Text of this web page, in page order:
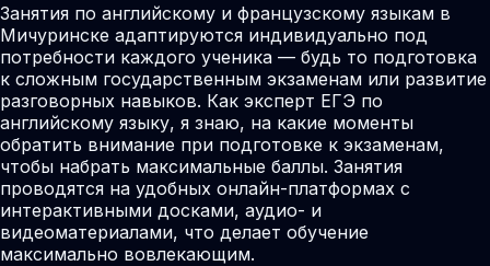
Занятия по английскому и французскому языкам в
Мичуринске адаптируются индивидуально под
потребности каждого ученика — будь то подготовка
к сложным государственным экзаменам или развитие
разговорных навыков. Как эксперт ЕГЭ по
английскому языку, я знаю, на какие моменты
обратить внимание при подготовке к экзаменам,
чтобы набрать максимальные баллы. Занятия
проводятся на удобных онлайн-платформах с
интерактивными досками, аудио- и
видеоматериалами, что делает обучение
максимально вовлекающим.